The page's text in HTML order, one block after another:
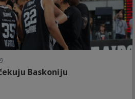
Baskoniju